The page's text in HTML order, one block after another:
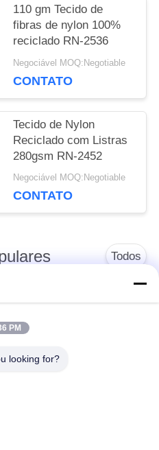
110 gm Tecido de
fibras de nylon 100%
reciclado RN-2536
Negociável MOQ:Negotiable
CONTATO
Tecido de Nylon
Reciclado com Listras
280gsm RN-2452
Negociável MOQ:Negotiable
CONTATO
Todos
Tela de nylon
reciclada
Tela reciclada de
PM
looking for?